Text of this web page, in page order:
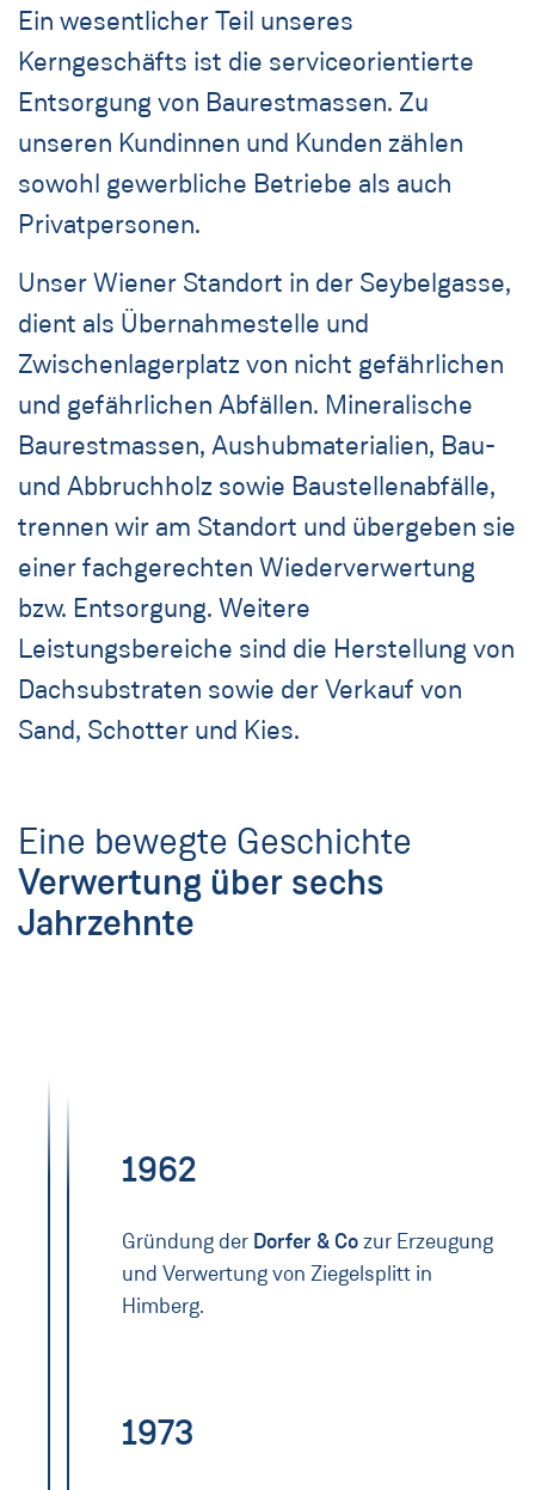
Ein wesentlicher Teil unseres
Kerngeschäfts ist die serviceorientierte
Entsorgung von Baurestmassen. Zu
unseren Kundinnen und Kunden zählen
sowohl gewerbliche Betriebe als auch
Privatpersonen.
Unser Wiener Standort in der Seybelgasse,
dient als Übernahmestelle und
Zwischenlagerplatz von nicht gefährlichen
und gefährlichen Abfällen. Mineralische
Baurestmassen, Aushubmaterialien, Bau-
und Abbruchholz sowie Baustellenabfälle,
trennen wir am Standort und übergeben sie
einer fachgerechten Wiederverwertung
bzw. Entsorgung. Weitere
Leistungsbereiche sind die Herstellung von
Dachsubstraten sowie der Verkauf von
Sand, Schotter und Kies.
Eine bewegte Geschichte
Verwertung über sechs
Jahrzehnte
1962
Gründung der Dorfer & Cozur Erzeugung
und Verwertung von Ziegelsplitt in
Himberg.
1973